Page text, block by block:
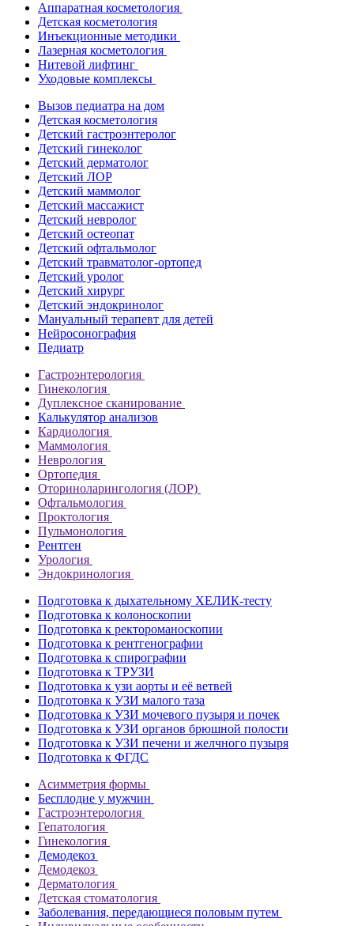
Аппаратная косметология
Детская косметология
Инъекционные методики
Лазерная косметология
Нитевой лифтинг
Уходовые комплексы
Вызов педиатра на дом
Детская косметология
Детский гастроэнтеролог
Детский гинеколог
Детский дерматолог
Детский ЛОР
Детский маммолог
Детский массажист
Детский невролог
Детский остеопат
Детский офтальмолог
Детский травматолог-ортопед
Детский уролог
Детский хирург
Детский эндокринолог
Мануальный терапевт для детей
Нейросонография
Педиатр
Гастроэнтерология
Гинекология
Дуплексное сканирование
Калькулятор анализов
Кардиология
Маммология
Неврология
Ортопедия
Оториноларингология (ЛОР)
Офтальмология
Проктология
Пульмонология
Рентген
Урология
Эндокринология
Подготовка к дыхательному ХЕЛИК-тесту
Подготовка к колоноскопии
Подготовка к ректороманоскопии
Подготовка к рентгенографии
Подготовка к спирографии
Подготовка к ТРУЗИ
Подготовка к узи аорты и её ветвей
Подготовка к УЗИ малого таза
Подготовка к УЗИ мочевого пузыря и почек
Подготовка к УЗИ органов брюшной полости
Подготовка к УЗИ печени и желчного пузыря
Подготовка к ФГДС
Асимметрия формы
Бесплодие у мужчин
Гастроэнтерология
Гепатология
Гинекология
Демодекоз
Демодекоз
Дерматология
Детская стоматология
Заболевания, передающиеся половым путем